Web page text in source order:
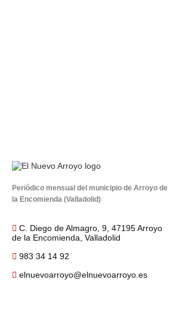
Periódico mensual del municipio de Arroyo de
la Encomienda (Valladolid)
C. Diego de Almagro, 9, 47195 Arroyo
de la Encomienda, Valladolid
983 34 14 92
elnuevoarroyo@elnuevoarroyo.es